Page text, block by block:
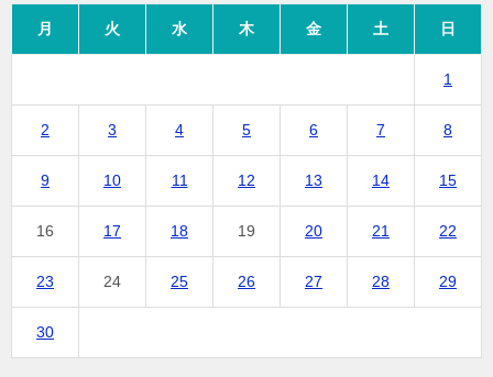
月 火 水 木 金 土 日
1
2 3 4 5 6 7 8
9 10 11 12 13 14 15
16 17 18 19 20 21 22
23 24 25 26 27 28 29
30